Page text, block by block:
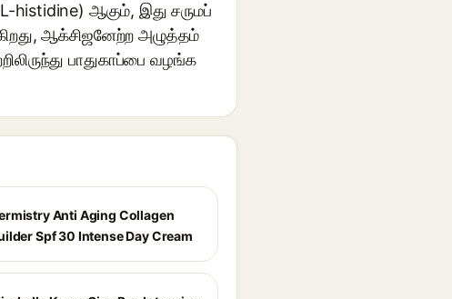
histidine) ஆகும், இது சருமப்
ஆக்சிஜனேற்ற அழுத்தம்
பாதுகாப்பை வழங்க
Anti Aging Collagen
Spf 30 Intense Day Cream